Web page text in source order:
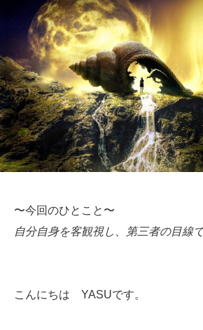
〜今回のひとこと〜
自分自身を客観視し、第三者の目線
こんにちは YASUです。